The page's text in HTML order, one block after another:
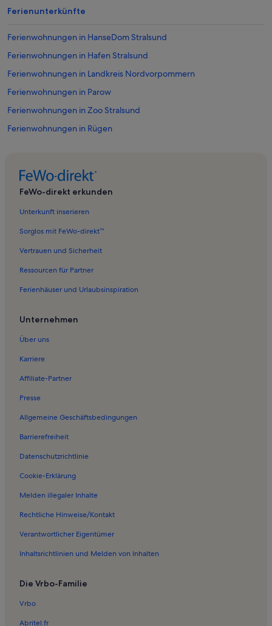
Ferienunterkünfte
Ferienwohnungen in HanseDom Stralsund
Ferienwohnungen in Hafen Stralsund
Ferienwohnungen in Landkreis Nordvorpommern
Ferienwohnungen in Parow
Ferienwohnungen in Zoo Stralsund
Ferienwohnungen in Rügen
Ferienwohnungen in Kniepervorstadt
Ferienwohnungen in American Bowling Stralsund
Ferienwohnungen in Stralsunder Strand
Ferienwohnungen in Preetz
Ferienwohnungen in Wulflamhaus
Ferienwohnungen in Stralsund
Ferienwohnungen in Grünthal-Viermorgen
Ferienwohnungen in Knieper Nord
Ferienwohnungen in Kramerhof
Ferienwohnungen in Kronnevitz
Ferienwohnungen in Groß Kedingshagen
Ferienwohnungen in Johanniskloster
Ferienwohnungen in Altstadt Stralsund
Ferienwohnungen in Dielenhaus
Häuser in Stahlbrode
Haustierfreundliche Ferienunterkünfte in Stahlbrode
Ferienwohnungen und Apartments in Stahlbrode
FeWo-direkt erkunden
Unterkunft inserieren
Sorglos mit FeWo-direkt™
Vertrauen und Sicherheit
Ressourcen für Partner
Ferienhäuser und Urlaubsinspiration
Unternehmen
Über uns
Karriere
Affiliate-Partner
Presse
Allgemeine Geschäftsbedingungen
Barrierefreiheit
Datenschutzrichtlinie
Cookie-Erklärung
Melden illegaler Inhalte
Rechtliche Hinweise/Kontakt
Verantwortlicher Eigentümer
Inhaltsrichtlinien und Melden von Inhalten
Die Vrbo-Familie
Vrbo
Abritel.fr